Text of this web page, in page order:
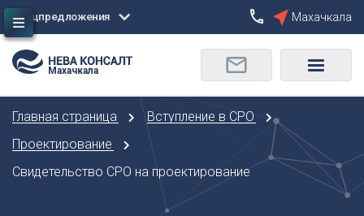
Сбросить
Москва
Санкт-Петербург
Астрахань
О
Орел
Оренбург
П
Спецпредложения Махачкала
Махачкала
Главная страница
Вступление в СРО
Проектирование
Свидетельство СРО на проектирование